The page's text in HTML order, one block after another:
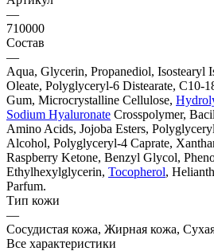
—
710000
Состав
—
Aqua, Glycerin, Propanediol, Isostearyl
Oleate, Polyglyceryl-6 Distearate, C10-
Gum, Microcrystalline Cellulose,
Sodium Hyaluronate Crosspolymer,
Amino Acids, Jojoba Esters,
Alcohol, Polyglyceryl-4 Caprate,
Raspberry Ketone, Benzyl Glycol,
Ethylhexylglycerin, Tocopherol,
Parfum.
Тип кожи
—
Сосудистая кожа, Жирная кожа,
Все характеристики